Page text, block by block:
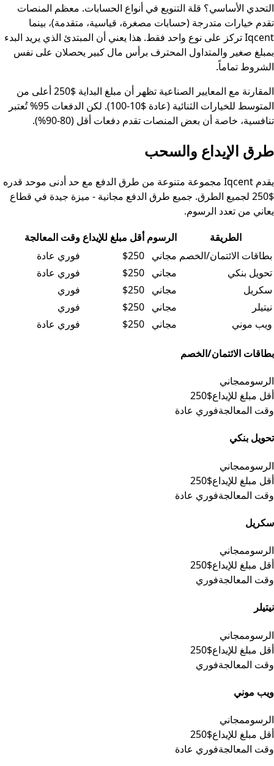
التحدي الأساسي؟ قلة التنويع في أنواع الحسابات. معظم المنصات
تقدم خيارات متدرجة (حسابات مصغرة، قياسية، متقدمة)، بينما
Iqcent تركز على نوع واحد فقط. هذا يعني أن المبتدئ الذي يريد البدء
بمبلغ صغير والمتداول المحترف برأس مال كبير يحصلان على نفس
الشروط تماماً.
المقارنة مع المعايير الصناعية تظهر أن مبلغ البداية $250 أعلى من
المتوسط للخيارات الثنائية (عادة $10-100). لكن الدفعات 95% تُعتبر
تنافسية، خاصة أن بعض المنصات تقدم دفعات أقل (80-90%).
طرق الإيداع والسحب
يقدم Iqcent مجموعة متنوعة من طرق الدفع مع حد أدنى موحد قدره
$250 لجميع الطرق. جميع طرق الدفع مجانية - ميزة جيدة في قطاع
يعاني من تعدد الرسوم.
جدول البيانات
الطريقة الرسوم أقل مبلغ للإيداع وقت المعالجة
بطاقات الائتمان/الخصم مجاني $250
فوري عادة
تحويل بنكي
مجاني $250
فوري عادة
سكريل
مجاني $250
فوري
نيتيلر
مجاني $250
فوري
ويب موني
مجاني $250 فوري عادة
بطاقات الائتمان/الخصم
الرسوممجاني
أقل مبلغ للإيداع$250
وقت المعالجةفوري عادة
تحويل بنكي
الرسوممجاني
أقل مبلغ للإيداع$250
وقت المعالجةفوري عادة
سكريل
الرسوممجاني
أقل مبلغ للإيداع$250
وقت المعالجةفوري
نيتيلر
الرسوممجاني
أقل مبلغ للإيداع$250
وقت المعالجةفوري
ويب موني
الرسوممجاني
أقل مبلغ للإيداع$250
وقت المعالجةفوري عادة